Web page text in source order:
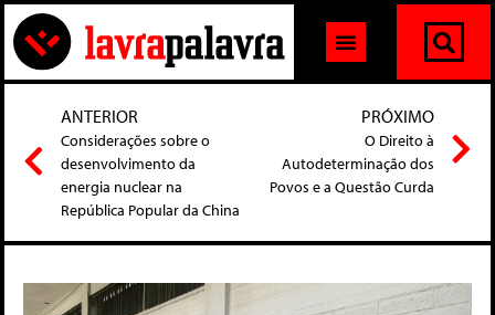
ANTERIOR
Considerações sobre o
desenvolvimento da
energia nuclear na
República Popular da China
PRÓXIMO
O Direito à
Autodeterminação dos
Povos e a Questão Curda